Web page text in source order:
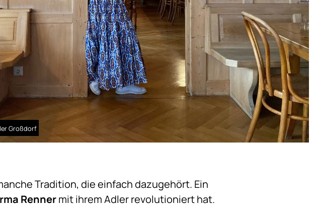
Großdorf
Tradition, die einfach dazugehört. Ein
Rennermit ihrem Adler revolutioniert hat.